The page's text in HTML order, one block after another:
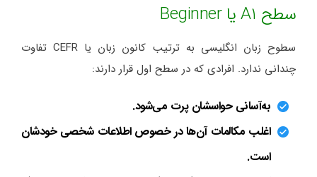
سطح A1 یا Beginner
سطوح زبان انگلیسی به ترتیب کانون زبان یا CEFR تفاوت
چندانی ندارد. افرادی که در سطح اول قرار دارند:
به‌آسانی حواسشان پرت می‌شود.
اغلب مکالمات آن‌ها در خصوص اطلاعات شخصی خودشان
است.